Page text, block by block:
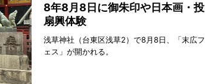
8年8月8日に御朱印や日本画・投
扇興体験
浅草神社（台東区浅草2）で8月8日、「末広フ
ェス」が開かれる。